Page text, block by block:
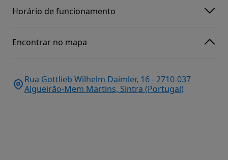
Horário de funcionamento
Encontrar no mapa
Rua Gottlieb Wilhelm Daimler, 16 - 2710-037
Algueirão-Mem Martins, Sintra (Portugal)